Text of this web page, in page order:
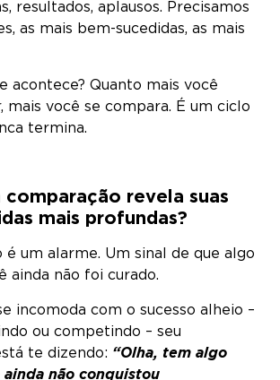
resultados, aplausos. Precisamos
as mais bem-sucedidas, as mais
acontece? Quanto mais você
mais você se compara. É um ciclo
termina.
comparação revela suas
mais profundas?
é um alarme. Um sinal de que algo
ainda não foi curado.
incomoda com o sucesso alheio –
ou competindo – seu
te dizendo: “Olha, tem algo
não conquistou